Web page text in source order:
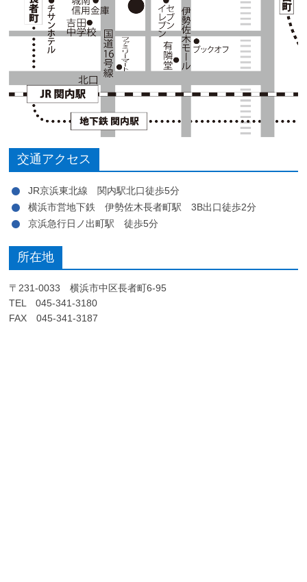
交通アクセス
JR京浜東北線 関内駅北口徒歩5分
横浜市営地下鉄 伊勢佐木長者町駅 3B出口徒歩2分
京浜急行日ノ出町駅 徒歩5分
所在地
〒231-0033 横浜市中区長者町6-95
TEL 045-341-3180
FAX 045-341-3187